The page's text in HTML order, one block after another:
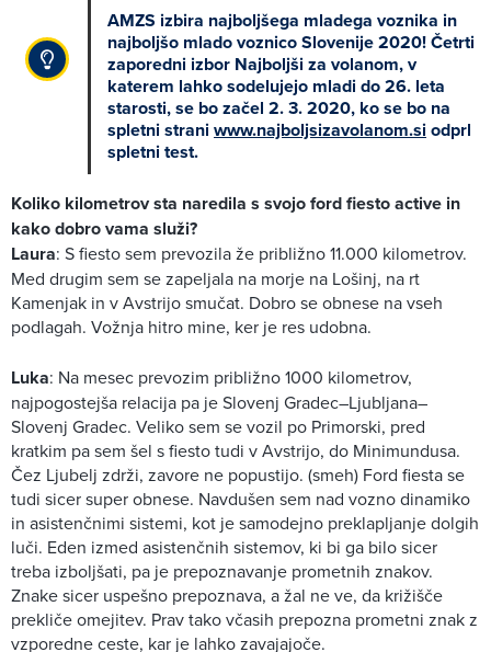
AMZS izbira najboljšega mladega voznika in
najboljšo mlado voznico Slovenije 2020! Četrti
zaporedni izbor Najboljši za volanom, v
katerem lahko sodelujejo mladi do 26. leta
starosti, se bo začel 2. 3. 2020, ko se bo na
spletni straniwww.najboljsizavolanom.siodprl
spletni test.
Koliko kilometrov sta naredila s svojo ford fiesto active in
kako dobro vama služi?
Laura: S fiesto sem prevozila že približno 11.000 kilometrov.
Med drugim sem se zapeljala na morje na Lošinj, na rt
Kamenjak in v Avstrijo smučat. Dobro se obnese na vseh
podlagah. Vožnja hitro mine, ker je res udobna.
Luka: Na mesec prevozim približno 1000 kilometrov,
najpogostejša relacija pa je Slovenj Gradec–Ljubljana–
Slovenj Gradec. Veliko sem se vozil po Primorski, pred
kratkim pa sem šel s fiesto tudi v Avstrijo, do Minimundusa.
Čez Ljubelj zdrži, zavore ne popustijo. (smeh) Ford fiesta se
tudi sicer super obnese. Navdušen sem nad vozno dinamiko
in asistenčnimi sistemi, kot je samodejno preklapljanje dolgih
luči. Eden izmed asistenčnih sistemov, ki bi ga bilo sicer
treba izboljšati, pa je prepoznavanje prometnih znakov.
Znake sicer uspešno prepoznava, a žal ne ve, da križišče
prekliče omejitev. Prav tako včasih prepozna prometni znak z
vzporedne ceste, kar je lahko zavajajoče.